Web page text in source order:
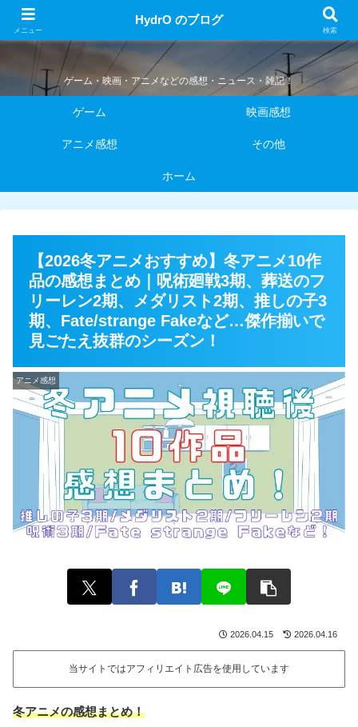
HydrO のブログ
ゲーム・映画・アニメなどの感想・ニュース・雑記！
ゲーム 映画感想
アニメ感想 その他
ホーム
【2026冬アニメおすすめ】冬アニメ10作
品の感想まとめ｜呪術廻戦3期、葬送のフ
リーレン2期、メダリスト2期、推しの子3
期、Fate/strange Fakeなど…傑作揃いで
見ごたえ抜群のシーズン！
アニメ感想
2026.04.15 2026.04.16
当サイトではアフィリエイト広告を使用しています
冬アニメの感想まとめ！
メニュー
HydrO のブログ
検索